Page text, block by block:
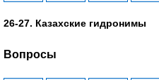
26-27. Казахские гидронимы
Вопросы